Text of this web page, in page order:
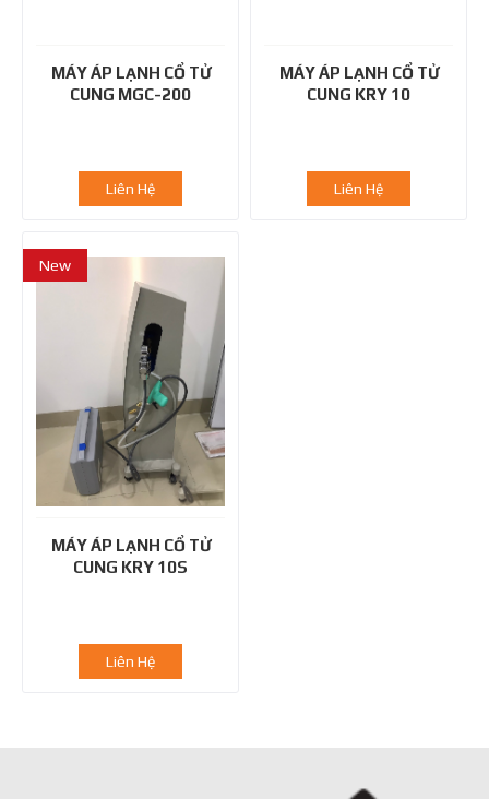
MÁY ÁP LẠNH CỔ TỬ
CUNG MGC-200
Liên Hệ
MÁY ÁP LẠNH CỔ TỬ
CUNG KRY 10
Liên Hệ
New
MÁY ÁP LẠNH CỔ TỬ
CUNG KRY 10S
Liên Hệ